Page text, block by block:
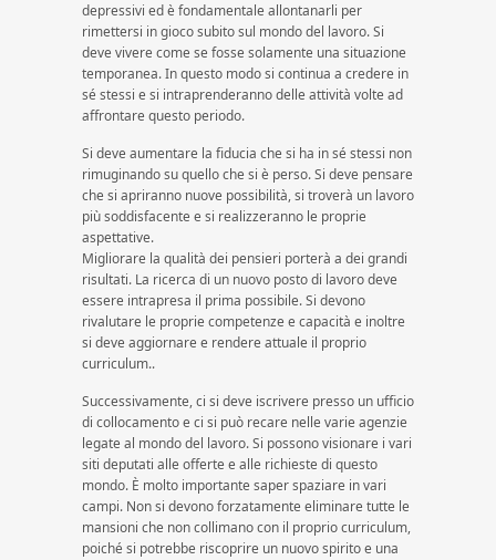
depressivi ed è fondamentale allontanarli per
rimettersi in gioco subito sul mondo del lavoro. Si
deve vivere come se fosse solamente una situazione
temporanea. In questo modo si continua a credere in
sé stessi e si intraprenderanno delle attività volte ad
affrontare questo periodo.
Si deve aumentare la fiducia che si ha in sé stessi non
rimuginando su quello che si è perso. Si deve pensare
che si apriranno nuove possibilità, si troverà un lavoro
più soddisfacente e si realizzeranno le proprie
aspettative.
Migliorare la qualità dei pensieri porterà a dei grandi
risultati. La ricerca di un nuovo posto di lavoro deve
essere intrapresa il prima possibile. Si devono
rivalutare le proprie competenze e capacità e inoltre
si deve aggiornare e rendere attuale il proprio
curriculum..
Successivamente, ci si deve iscrivere presso un ufficio
di collocamento e ci si può recare nelle varie agenzie
legate al mondo del lavoro. Si possono visionare i vari
siti deputati alle offerte e alle richieste di questo
mondo. È molto importante saper spaziare in vari
campi. Non si devono forzatamente eliminare tutte le
mansioni che non collimano con il proprio curriculum,
poiché si potrebbe riscoprire un nuovo spirito e una